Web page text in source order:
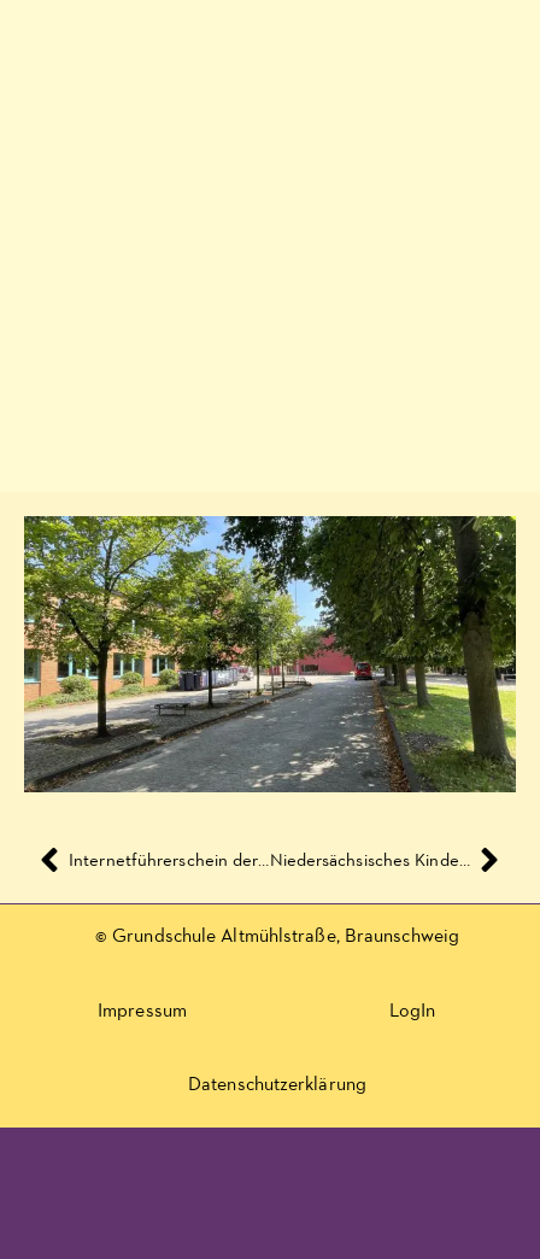
© Grundschule Altmühlstraße, Braunschweig
Impressum LogIn
Datenschutzerklärung